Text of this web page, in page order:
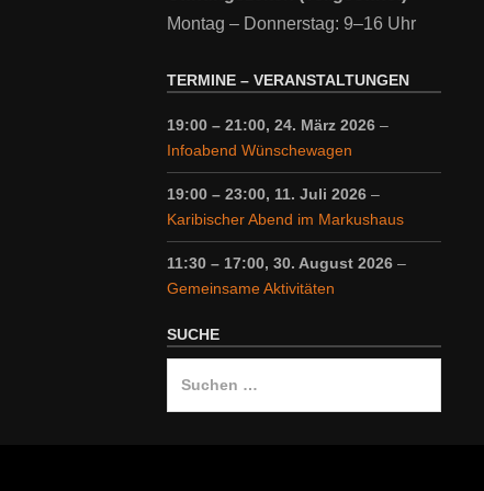
Montag – Donnerstag: 9–16 Uhr
TERMINE – VERANSTALTUNGEN
19:00 – 21:00, 24. März 2026 –
Infoabend Wünschewagen
19:00 – 23:00, 11. Juli 2026 –
Karibischer Abend im Markushaus
11:30 – 17:00, 30. August 2026 –
Gemeinsame Aktivitäten
SUCHE